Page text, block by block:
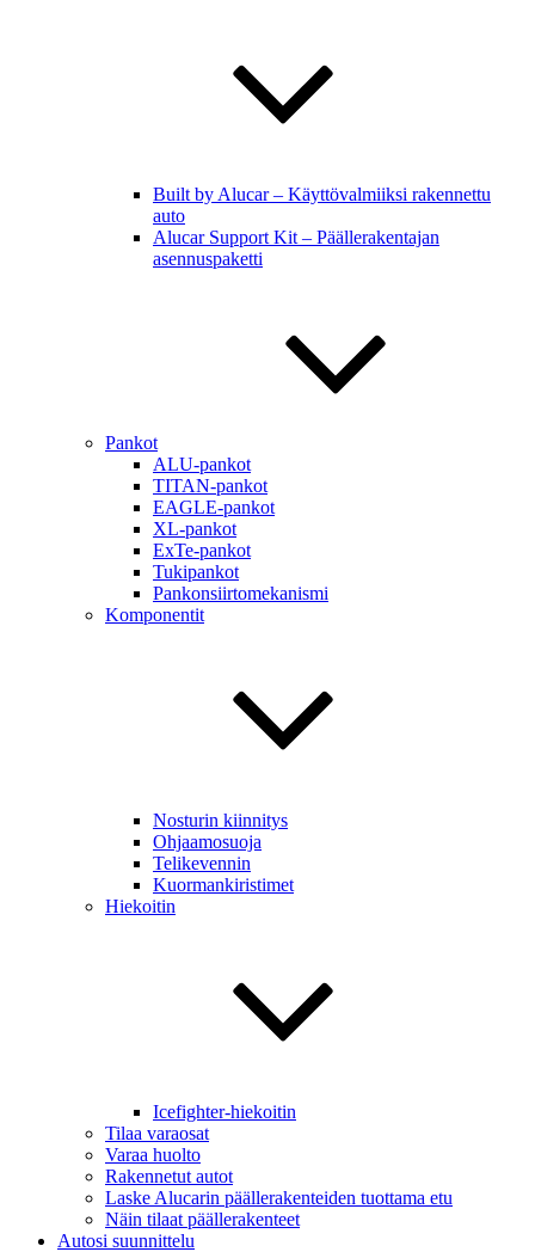
Built by Alucar – Käyttövalmiiksi rakennettu
auto
Alucar Support Kit – Päällerakentajan
asennuspaketti
Pankot
ALU-pankot
TITAN-pankot
EAGLE-pankot
XL-pankot
ExTe-pankot
Tukipankot
Pankonsiirtomekanismi
Komponentit
Nosturin kiinnitys
Ohjaamosuoja
Telikevennin
Kuormankiristimet
Hiekoitin
Icefighter-hiekoitin
Tilaa varaosat
Varaa huolto
Rakennetut autot
Laske Alucarin päällerakenteiden tuottama etu
Näin tilaat päällerakenteet
Autosi suunnittelu